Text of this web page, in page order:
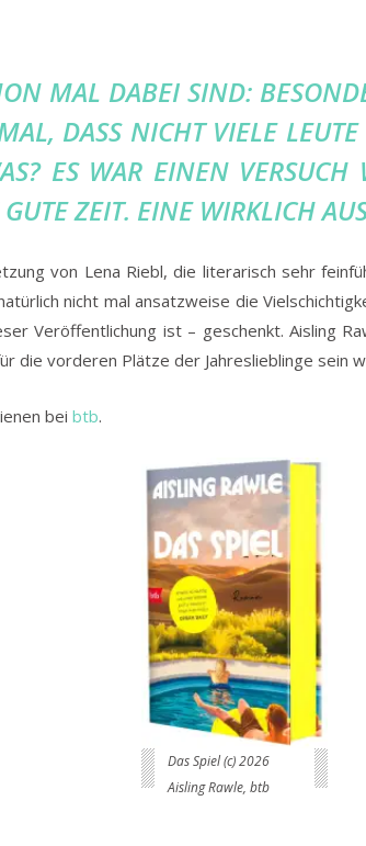
MAL DABEI SIND:
DASS NICHT VIELE
ES WAR EINEN VERSUCH
ZEIT. EINE WIRKLICH
von Lena Riebl, die literarisch sehr
nicht mal ansatzweise die
Veröffentlichung ist – geschenkt. Aisling
die vorderen Plätze der Jahreslieblinge sein
bei btb.
Das Spiel (c) 2026
Aisling Rawle, btb